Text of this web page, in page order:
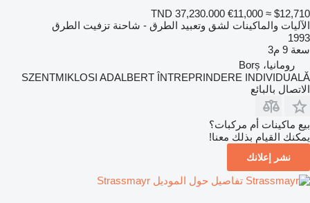
TND 37,230.000 €11,000 ≈ $12,710
الآليات والماكينات لشق وتعبيد الطرق - شاحنة تزفيت الطرق
1993
سعة 9 م3
رومانيا، Borș
SZENTMIKLOSI ADALBERT ÎNTREPRINDERE INDIVIDUALĂ
الاتصال بالبائع
بيع ماكينات أم مركبات؟
يمكنك القيام بذلك معنا!
نشر إعلانك
تفاصيل حول الموديل Strassmayr